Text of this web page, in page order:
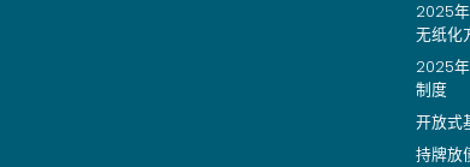
2025
无纸化
2025
制度
开放式
持牌放